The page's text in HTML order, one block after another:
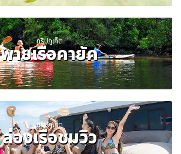
ทริปภูเก็ต
พายเรือคายัค
ทริปภูเก็ต
ล่องเรือชมวิว